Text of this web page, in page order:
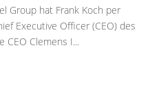
Group hat Frank Koch per
Executive Officer (CEO) des
CEO Clemens I...